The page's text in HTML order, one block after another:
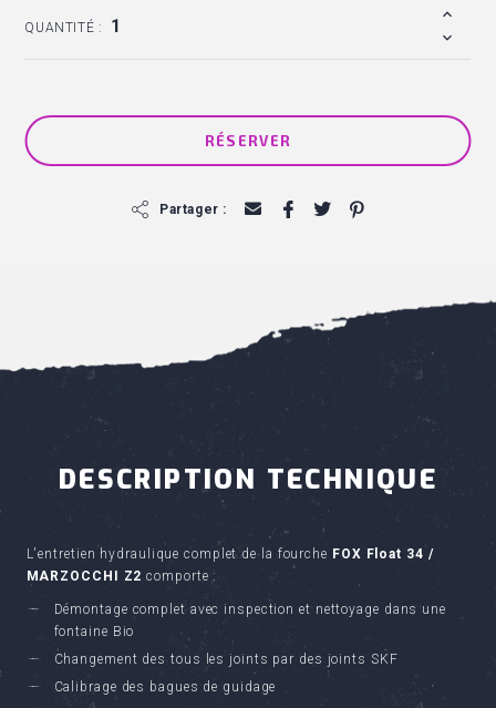
QUANTITÉ :
RÉSERVER
Partager : f
DESCRIPTION TECHNIQUE
L'entretien hydraulique complet de la fourche FOX Float 34 /
MARZOCCHI Z2 comporte :
Démontage complet avec inspection et nettoyage dans une
fontaine Bio
Changement des tous les joints par des joints SKF
Calibrage des bagues de guidage